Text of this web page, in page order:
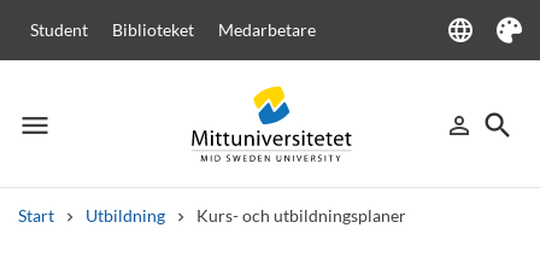
Student Biblioteket Medarbetare language
Language
Tema
menu
Meny person_outline
Logga in
search
Sök
Start Utbildning Kurs- och utbildningsplaner